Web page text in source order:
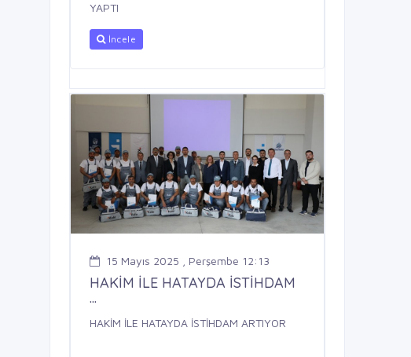
YAPTI
İncele
15 Mayıs 2025 , Perşembe 12:13
HAKİM İLE HATAYDA İSTİHDAM
...
HAKİM İLE HATAYDA İSTİHDAM ARTIYOR